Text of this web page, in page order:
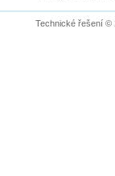
Technické řešení ©